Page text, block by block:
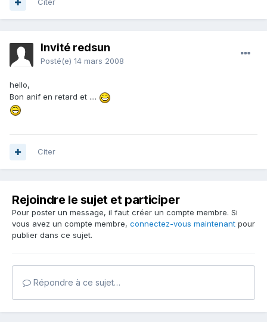
Citer
Invité redsun
Posté(e) 14 mars 2008
hello,
Bon anif en retard et ....
Citer
Rejoindre le sujet et participer
Pour poster un message, il faut créer un compte membre. Si
vous avez un compte membre, connectez-vous maintenant pour
publier dans ce sujet.
Répondre à ce sujet…